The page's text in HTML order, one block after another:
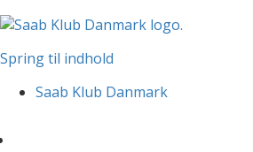
Spring til indhold
Saab Klub Danmark